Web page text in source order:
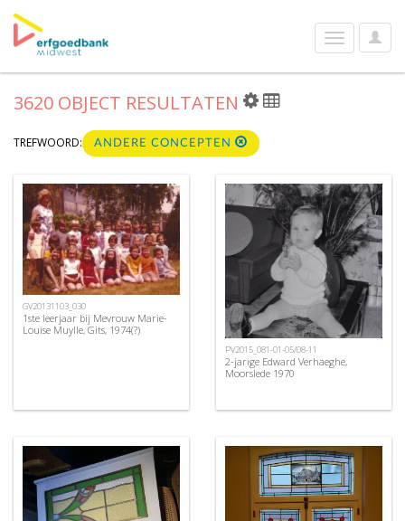
User
Toggle
navigation
3620 OBJECT RESULTATEN
TREFWOORD: ANDERE CONCEPTEN
GV20131103_030
1ste leerjaar bij Mevrouw Marie-
Louise Muylle, Gits, 1974(?)
PV2015_081-01-05/08-11
2-jarige Edward Verhaeghe,
Moorslede 1970